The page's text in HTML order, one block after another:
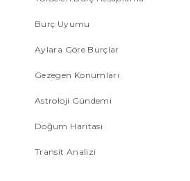
Burç Uyumu
Aylara Göre Burçlar
Gezegen Konumları
Astroloji Gündemi
Doğum Haritası
Transit Analizi